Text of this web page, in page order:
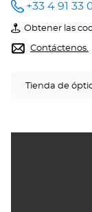
número
de
teléfono
+33 4 91 33
Obtener las
de
MARSEILLE-
Center
Contáctenos.
Tienda de